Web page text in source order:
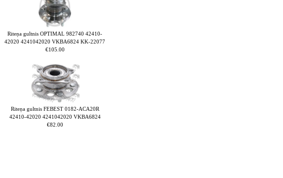
Riteņa gultnis OPTIMAL 982740 42410-
42020 4241042020 VKBA6824 KK-22077
€105.00
Riteņa gultnis FEBEST 0182-ACA20R
42410-42020 4241042020 VKBA6824
€82.00